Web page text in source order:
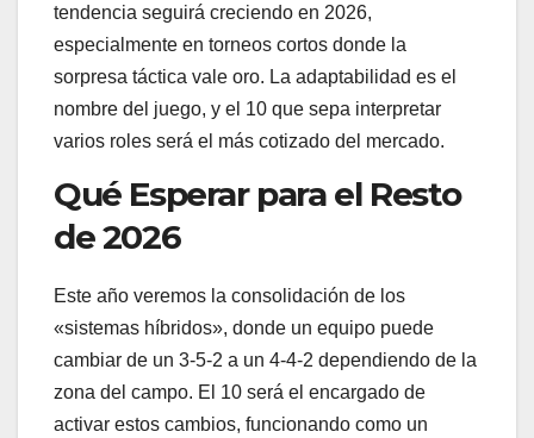
tendencia seguirá creciendo en 2026,
especialmente en torneos cortos donde la
sorpresa táctica vale oro. La adaptabilidad es el
nombre del juego, y el 10 que sepa interpretar
varios roles será el más cotizado del mercado.
Qué Esperar para el Resto
de 2026
Este año veremos la consolidación de los
«sistemas híbridos», donde un equipo puede
cambiar de un 3-5-2 a un 4-4-2 dependiendo de la
zona del campo. El 10 será el encargado de
activar estos cambios, funcionando como un